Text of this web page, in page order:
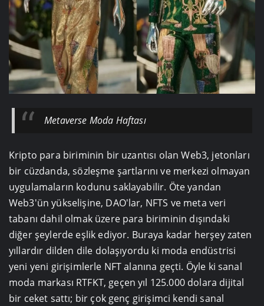
Metaverse Moda Haftası
Kripto para biriminin bir uzantısı olan Web3, jetonları
bir cüzdanda, sözleşme şartlarını ve merkezi olmayan
uygulamaların kodunu saklayabilir. Öte yandan
Web3'ün yükselişine, DAO'lar, NFTS ve meta veri
tabanı dahil olmak üzere para biriminin dışındaki
diğer şeylerde eşlik ediyor. Buraya kadar herşey zaten
yıllardır dilden dile dolaşıyordu ki moda endüstrisi
yeni yeni girişimlerle NFT alanına geçti. Öyle ki sanal
moda markası RTFKT, geçen yıl 125.000 dolara dijital
bir ceket sattı; bir çok genç girişimci kendi sanal